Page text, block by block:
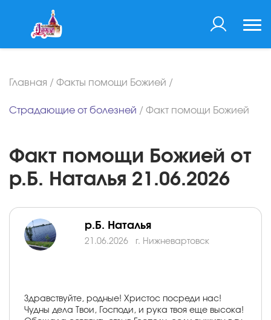
Главная / Факты помощи Божией /
Страдающие от болезней / Факт помощи Божией
Факт помощи Божией от
р.Б. Наталья 21.06.2026
р.Б. Наталья
21.06.2026 г. Нижневартовск
Здравствуйте, родные! Христос посреди нас!
Чудны дела Твои, Господи, и рука твоя еще высока!